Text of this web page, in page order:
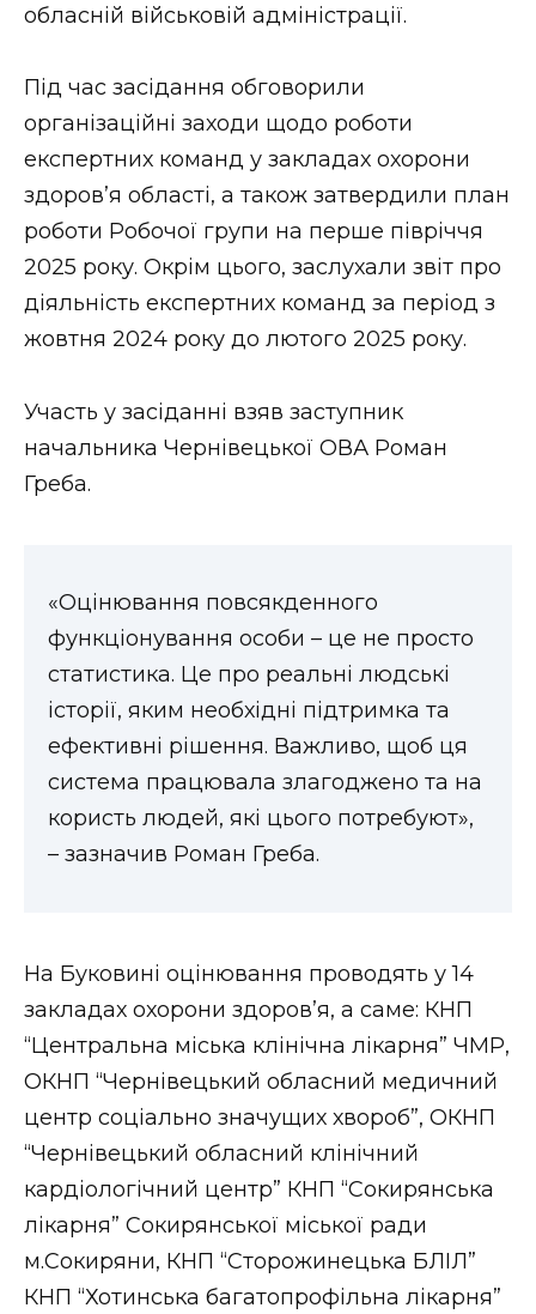
НОВИНИ ЗАХІДНОЇ УКРАЇНИ
ФОТО
ВІДЕО
обласній військовій адміністрації.
Під час засідання обговорили
організаційні заходи щодо роботи
експертних команд у закладах охорони
здоров’я області, а також затвердили план
роботи Робочої групи на перше півріччя
2025 року. Окрім цього, заслухали звіт про
діяльність експертних команд за період з
жовтня 2024 року до лютого 2025 року.
Участь у засіданні взяв заступник
начальника Чернівецької ОВА Роман
Греба.
«Оцінювання повсякденного
функціонування особи – це не просто
статистика. Це про реальні людські
історії, яким необхідні підтримка та
ефективні рішення. Важливо, щоб ця
система працювала злагоджено та на
користь людей, які цього потребуют»,
– зазначив Роман Греба.
На Буковині оцінювання проводять у 14
закладах охорони здоров’я, а саме: КНП
“Центральна міська клінічна лікарня” ЧМР,
ОКНП “Чернівецький обласний медичний
центр соціально значущих хвороб”, ОКНП
“Чернівецький обласний клінічний
кардіологічний центр” КНП “Сокирянська
лікарня” Сокирянської міської ради
м.Сокиряни, КНП “Сторожинецька БЛІЛ”
КНП “Хотинська багатопрофільна лікарня”